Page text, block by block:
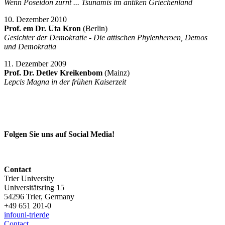
Wenn Poseidon zürnt ... Tsunamis im antiken Griechenland
10. Dezember 2010
Prof. em Dr. Uta Kron (Berlin)
Gesichter der Demokratie - Die attischen Phylenheroen, Demos
und Demokratia
11. Dezember 2009
Prof. Dr. Detlev Kreikenbom (Mainz)
Lepcis Magna in der frühen Kaiserzeit
Folgen Sie uns auf Social Media!
Contact
Trier University
Universitätsring 15
54296 Trier, Germany
+49 651 201-0
infouni-trierde